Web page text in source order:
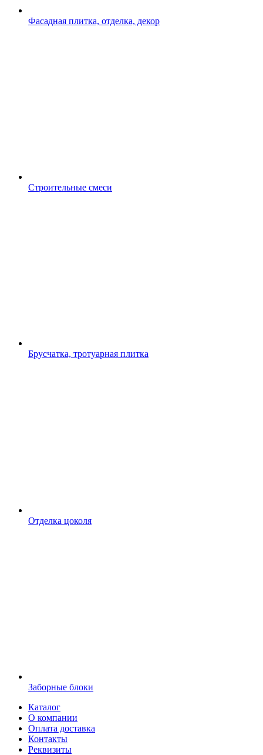
Фасадная плитка, отделка, декор
Строительные смеси
Брусчатка, тротуарная плитка
Отделка цоколя
Заборные блоки
Каталог
О компании
Оплата доставка
Контакты
Реквизиты